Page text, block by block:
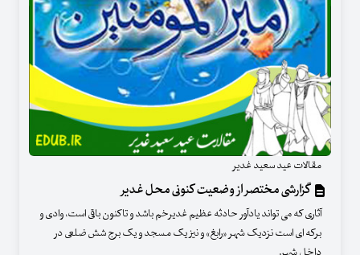
مقالات عید سعید غدیر
گزارشی مختصر از وضعیت کنونی محل غدیر
آثاری که می تواند یادآور حادثه عظیم غدیرخم باشد و تاکنون باقی است، وادی و
برکه ای است نزدیک شهر «رابغ» و نیز یک مسجد و یک برج شش ضلعی در